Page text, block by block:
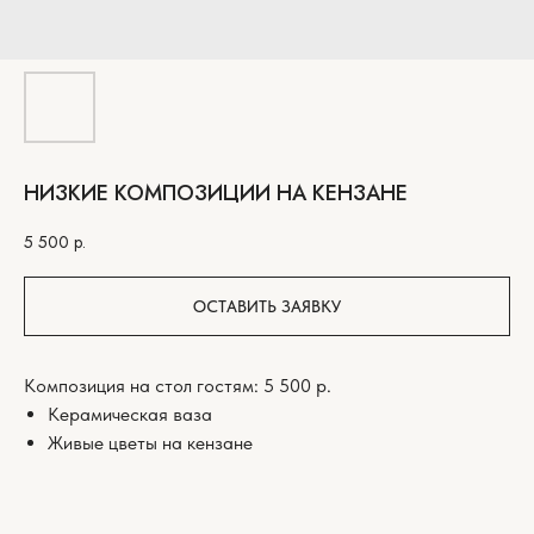
НИЗКИЕ КОМПОЗИЦИИ НА КЕНЗАНЕ
5 500 р.
ОСТАВИТЬ ЗАЯВКУ
Композиция на стол гостям: 5 500 р.
Керамическая ваза
Живые цветы на кензане